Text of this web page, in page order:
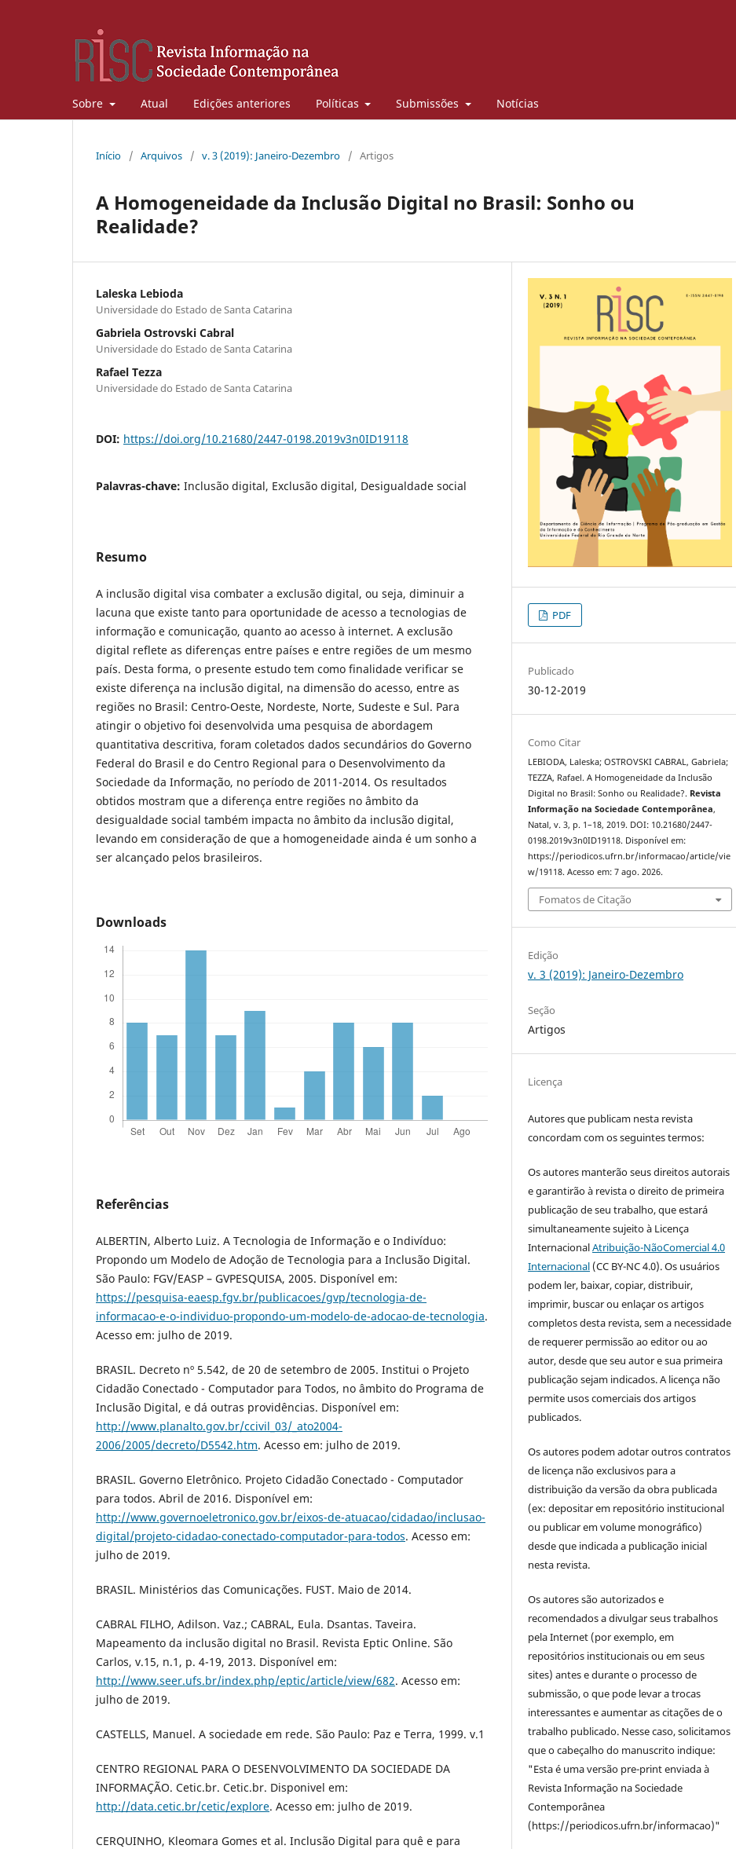
Sobre Atual Edições anteriores Políticas Submissões Notícias
Início / Arquivos / v. 3 (2019): Janeiro-Dezembro / Artigos
A Homogeneidade da Inclusão Digital no Brasil: Sonho ou
Realidade?
Laleska Lebioda
Universidade do Estado de Santa Catarina
Gabriela Ostrovski Cabral
Universidade do Estado de Santa Catarina
Rafael Tezza
Universidade do Estado de Santa Catarina
DOI: https://doi.org/10.21680/2447-0198.2019v3n0ID19118
Palavras-chave: Inclusão digital, Exclusão digital, Desigualdade social
Resumo
A inclusão digital visa combater a exclusão digital, ou seja, diminuir a
lacuna que existe tanto para oportunidade de acesso a tecnologias de
informação e comunicação, quanto ao acesso à internet. A exclusão
digital reflete as diferenças entre países e entre regiões de um mesmo
país. Desta forma, o presente estudo tem como finalidade verificar se
existe diferença na inclusão digital, na dimensão do acesso, entre as
regiões no Brasil: Centro-Oeste, Nordeste, Norte, Sudeste e Sul. Para
atingir o objetivo foi desenvolvida uma pesquisa de abordagem
quantitativa descritiva, foram coletados dados secundários do Governo
Federal do Brasil e do Centro Regional para o Desenvolvimento da
Sociedade da Informação, no período de 2011-2014. Os resultados
obtidos mostram que a diferença entre regiões no âmbito da
desigualdade social também impacta no âmbito da inclusão digital,
levando em consideração de que a homogeneidade ainda é um sonho a
ser alcançado pelos brasileiros.
Downloads
Referências
ALBERTIN, Alberto Luiz. A Tecnologia de Informação e o Indivíduo:
Propondo um Modelo de Adoção de Tecnologia para a Inclusão Digital.
São Paulo: FGV/EASP – GVPESQUISA, 2005. Disponível em:
https://pesquisa-eaesp.fgv.br/publicacoes/gvp/tecnologia-de-
informacao-e-o-individuo-propondo-um-modelo-de-adocao-de-tecnologia.
Acesso em: julho de 2019.
BRASIL. Decreto nº 5.542, de 20 de setembro de 2005. Institui o Projeto
Cidadão Conectado - Computador para Todos, no âmbito do Programa de
Inclusão Digital, e dá outras providências. Disponível em:
http://www.planalto.gov.br/ccivil_03/_ato2004-
2006/2005/decreto/D5542.htm. Acesso em: julho de 2019.
BRASIL. Governo Eletrônico. Projeto Cidadão Conectado - Computador
para todos. Abril de 2016. Disponível em:
http://www.governoeletronico.gov.br/eixos-de-atuacao/cidadao/inclusao-
digital/projeto-cidadao-conectado-computador-para-todos. Acesso em:
julho de 2019.
BRASIL. Ministérios das Comunicações. FUST. Maio de 2014.
CABRAL FILHO, Adilson. Vaz.; CABRAL, Eula. Dsantas. Taveira.
Mapeamento da inclusão digital no Brasil. Revista Eptic Online. São
Carlos, v.15, n.1, p. 4-19, 2013. Disponível em:
http://www.seer.ufs.br/index.php/eptic/article/view/682. Acesso em:
julho de 2019.
CASTELLS, Manuel. A sociedade em rede. São Paulo: Paz e Terra, 1999. v.1
CENTRO REGIONAL PARA O DESENVOLVIMENTO DA SOCIEDADE DA
INFORMAÇÃO. Cetic.br. Cetic.br. Disponivel em:
http://data.cetic.br/cetic/explore. Acesso em: julho de 2019.
CERQUINHO, Kleomara Gomes et al. Inclusão Digital para quê e para
PDF
Publicado
30-12-2019
Como Citar
LEBIODA, Laleska; OSTROVSKI CABRAL, Gabriela;
TEZZA, Rafael. A Homogeneidade da Inclusão
Digital no Brasil: Sonho ou Realidade?. Revista
Informação na Sociedade Contemporânea,
Natal, v. 3, p. 1–18, 2019. DOI: 10.21680/2447-
0198.2019v3n0ID19118. Disponível em:
https://periodicos.ufrn.br/informacao/article/vie
w/19118. Acesso em: 7 ago. 2026.
Fomatos de Citação
Edição
v. 3 (2019): Janeiro-Dezembro
Seção
Artigos
Licença
Autores que publicam nesta revista
concordam com os seguintes termos:
Os autores manterão seus direitos autorais
e garantirão à revista o direito de primeira
publicação de seu trabalho, que estará
simultaneamente sujeito à Licença
InternacionalAtribuição-NãoComercial 4.0
Internacional (CC BY-NC 4.0). Os usuários
podem ler, baixar, copiar, distribuir,
imprimir, buscar ou enlaçar os artigos
completos desta revista, sem a necessidade
de requerer permissão ao editor ou ao
autor, desde que seu autor e sua primeira
publicação sejam indicados. A licença não
permite usos comerciais dos artigos
publicados.
Os autores podem adotar outros contratos
de licença não exclusivos para a
distribuição da versão da obra publicada
(ex: depositar em repositório institucional
ou publicar em volume monográfico)
desde que indicada a publicação inicial
nesta revista.
Os autores são autorizados e
recomendados a divulgar seus trabalhos
pela Internet (por exemplo, em
repositórios institucionais ou em seus
sites) antes e durante o processo de
submissão, o que pode levar a trocas
interessantes e aumentar as citações de o
trabalho publicado. Nesse caso, solicitamos
que o cabeçalho do manuscrito indique:
"Esta é uma versão pre-print enviada à
Revista Informação na Sociedade
Contemporânea
(https://periodicos.ufrn.br/informacao)"